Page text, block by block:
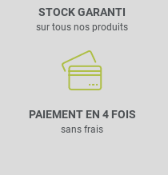
STOCK GARANTI
sur tous nos produits
PAIEMENT EN 4 FOIS
sans frais